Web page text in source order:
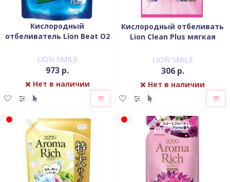
Кислородный
отбеливатель Lion Beat O2
1.5 кг
LION SMILE
973 р.
Нет в наличии
Кислородный отбеливать
Lion Clean Plus мягкая
LION SMILE
306 р.
Нет в наличии